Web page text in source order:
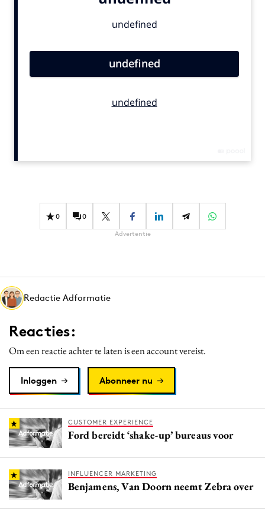
Gedragsverandering
Influencer marketing
Media
Merkstrategie
PR
Programmatic
Purpose Marketing
Reputatie & crisis
0 0
Advertentie
Redactie Adformatie
Reacties:
Om een reactie achter te laten is een account vereist.
Inloggen Abonneer nu
CUSTOMER EXPERIENCE
Ford bereidt ‘shake-up’ bureaus voor
INFLUENCER MARKETING
Benjamens, Van Doorn neemt Zebra over